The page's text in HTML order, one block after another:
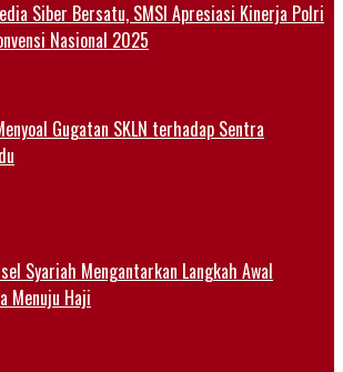
Siber Bersatu, SMSI Apresiasi Kinerja Polri
Nasional 2025
Gugatan SKLN terhadap Sentra
Syariah Mengantarkan Langkah Awal
Menuju Haji